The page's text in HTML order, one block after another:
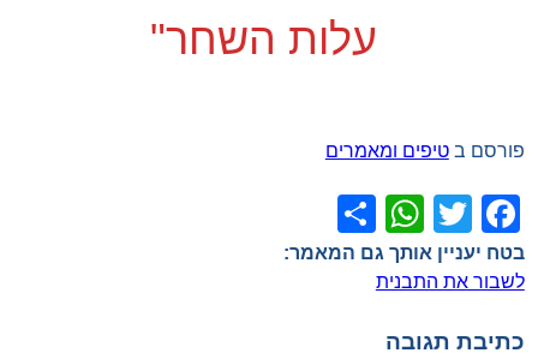
עלות השחר"
פורסם בטיפים ומאמרים
Facebook
Twitter
WhatsApp
ניווט
לשבור את התבנית
כתיבת תגובה